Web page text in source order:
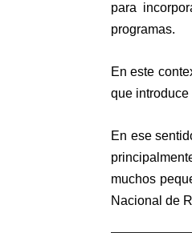
para
programas.
En este
que
En ese
muchos
Nacional de